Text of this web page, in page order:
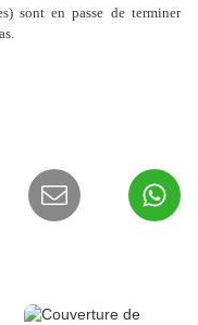
sont en passe de terminer